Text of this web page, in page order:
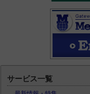
サービス一覧